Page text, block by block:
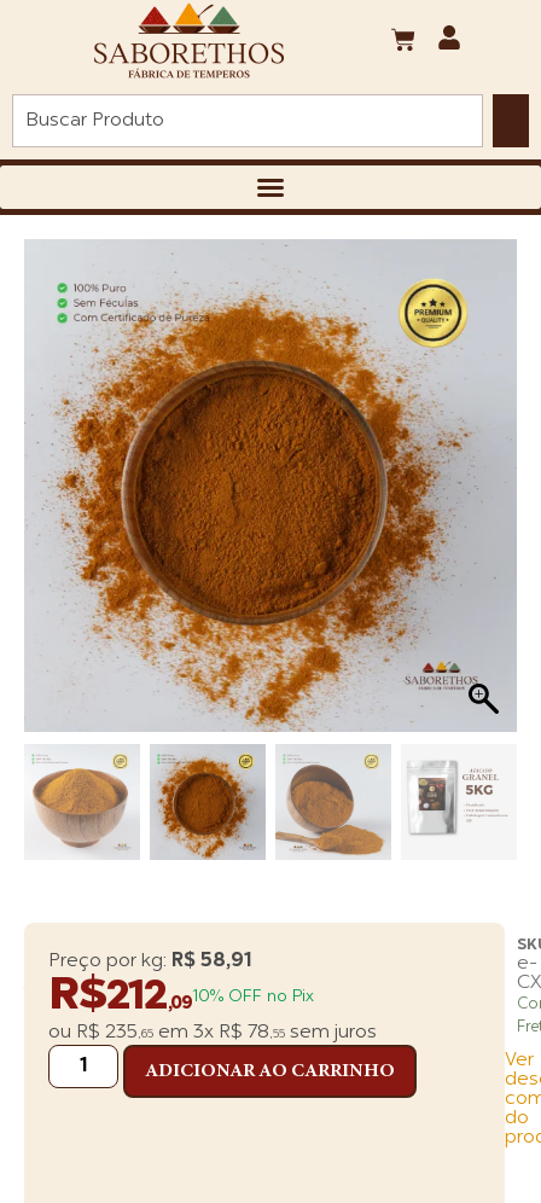
Especiarias
Temperos
Linha:
Premium
Sem
Preço por kg: R$ 58,91
R$212,0910% OFF no Pix
ou R$ 235 ,65 em 3x R$ 78 ,55 sem juros
ADICIONAR AO CARRINHO
e-
Ver
do